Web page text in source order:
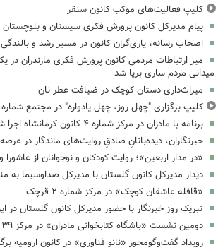
کلیپ فعالیت‌های موکب کانون سنقر
پیام مدیرکل کانون پرورش فکری سیستان و بلوچستان
اصحاب رسانه، یاری‌گران کانون در مسیر رشد و
میز ارتباطات مردمی کانون پرورش فکری مازندران
میدانی مردم ساری برپا شد
میراث‌داری دستان کوچک در ضیافت عطر نان
کلیپ برگزاری "چهل روز، چهل یادواره" در مجتمع شماره ۱ کانون کرمانشاه
برنامه با مادران در مرکز شماره ۴ کانون کرمانشاه اجرا شد
خبرنگاران، دیده‌بانانِ صادقِ روایت‌های ماندگار در
«در مدار اربعین»؛ روایت کودکان و نوجوانان از عاشورا و
دیدار مدیرکل کانون گلستان با مدیرکل صداوسیما به
«قافله عاشقان کوچک» در مرکز شماره ۲ قرچک
تبریک روز خبرنگار با حضور مدیرکل کانون گلستان در
دومین نشست «باشگاه کتابخوانی مادران» در مرکز ۳۹
رویداد گفت‌وگومحور «نانو فناوری» در کانون ارومیه